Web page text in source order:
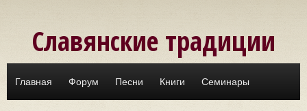
Славянские традиции
Главная Форум Песни Книги Семинары